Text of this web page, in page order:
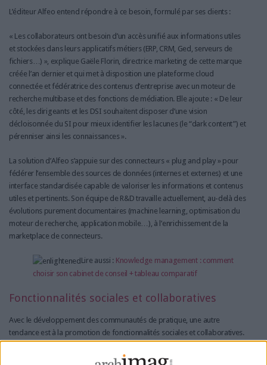
L’éditeur Alfeo entend répondre à ce besoin, formulé par ses clients :
« Les collaborateurs ont besoin d’un accès unifié aux informations utiles
et stockées dans leurs applicatifs métiers (ERP, CRM, Ged, serveurs de
fichiers…) », explique Gaële Florin, directrice marketing de cette marque
créée l’an dernier et qui met à disposition une plateforme cloud
connectée et fédératrice des contenus d’entreprise avec un moteur de
recherche multibase et des fonctions de médiation. Elle ajoute : « De leur
côté, les dirigeants et les DSI souhaitent disposer d’une vision
décloisonnée du SI pour mieux identifier les lacunes (le “dark content”) et
pérenniser ainsi les connaissances ».
La solution d’Alfeo s’appuie sur des connecteurs « plug and play » pour
fédérer l’ensemble des sources de données (internes et externes) et une
interface standardisée capable de valoriser les informations et contenus
utiles et pertinents. Son équipe de R&D travaille actuellement, au-delà des
évolutions purement documentaires (machine learning, optimisation du
moteur de recherche, application mobile…), à l’enrichissement de la
marketplace de connecteurs.
Lire aussi : Knowledge management : comment
choisir son cabinet de conseil + tableau comparatif
Fonctionnalités sociales et collaboratives
Avec le développement des communautés de pratique, une autre
tendance est à la promotion de fonctionnalités sociales et collaboratives.
coconstruction de bases de connaissances sans créer un énième silo